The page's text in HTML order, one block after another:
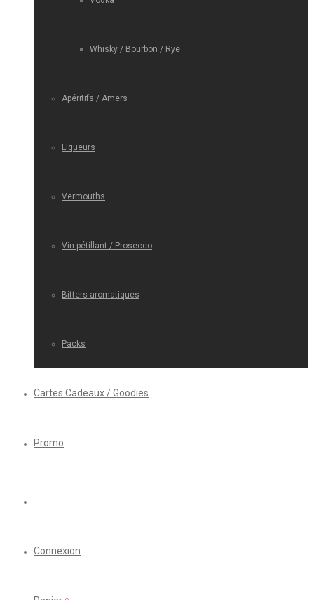
Whisky / Bourbon / Rye
Apéritifs / Amers
Liqueurs
Vermouths
Vin pétillant / Prosecco
Bitters aromatiques
Packs
Cartes Cadeaux / Goodies
Promo
Connexion